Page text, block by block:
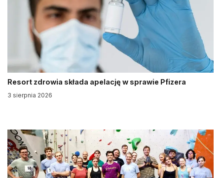
Resort zdrowia składa apelację w sprawie Pfizera
3 sierpnia 2026